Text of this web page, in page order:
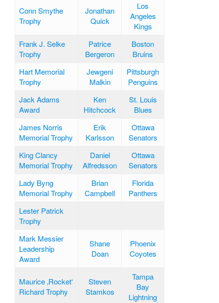
Conn Smythe
Trophy
Jonathan
Quick
Los
Angeles
Kings
Frank J. Selke
Trophy
Patrice
Bergeron
Boston
Bruins
Hart Memorial
Trophy
Jewgeni
Malkin
Pittsburgh
Penguins
Jack Adams
Award
Ken
Hitchcock
St. Louis
Blues
James Norris
Memorial Trophy
Erik
Karlsson
Ottawa
Senators
King Clancy
Memorial Trophy
Daniel
Alfredsson
Ottawa
Senators
Lady Byng
Memorial Trophy
Brian
Campbell
Florida
Panthers
Lester Patrick
Trophy
Mark Messier
Leadership
Award
Shane
Doan
Phoenix
Coyotes
Maurice ‚Rocket‘
Richard Trophy
Steven
Stamkos
Tampa
Bay
Lightning